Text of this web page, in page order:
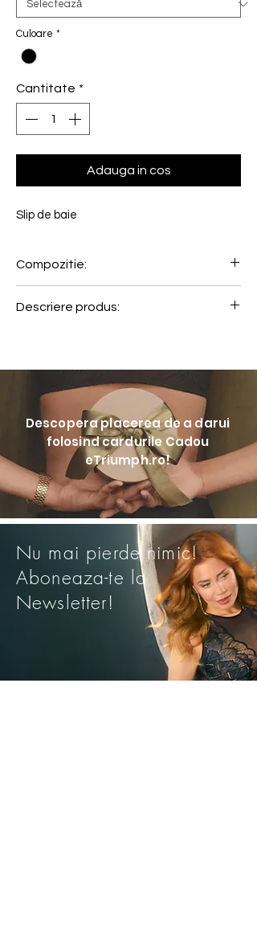
Culoare *
Cantitate *
Adauga in cos
Slip de baie
Compozitie:
Descriere produs:
• Slip de baie cu croiala clasica
• Imprimeu etnic cu model animal print
• Mix & Match: Se potriveste perfect
cu sutienele de baie din seria
Tanzania
Descopera placerea de a darui
folosind cardurile Cadou
eTriumph.ro!
Nu mai pierde nimic!
Aboneaza-te la
Newsletter!